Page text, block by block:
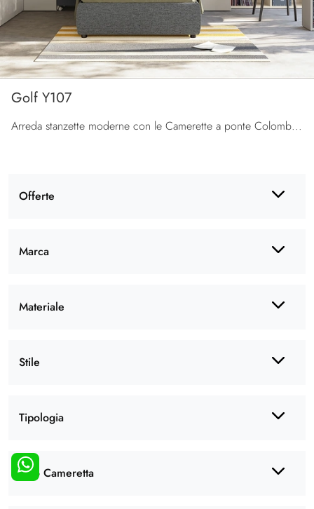
Offerte
Marca
Materiale
Stile
Tipologia
Tipo Cameretta
Golf Y107
Arreda stanzette moderne con le Camerette a ponte Colombini Casa! Il modello Golf Y107 in melaminico è per ragazzi.